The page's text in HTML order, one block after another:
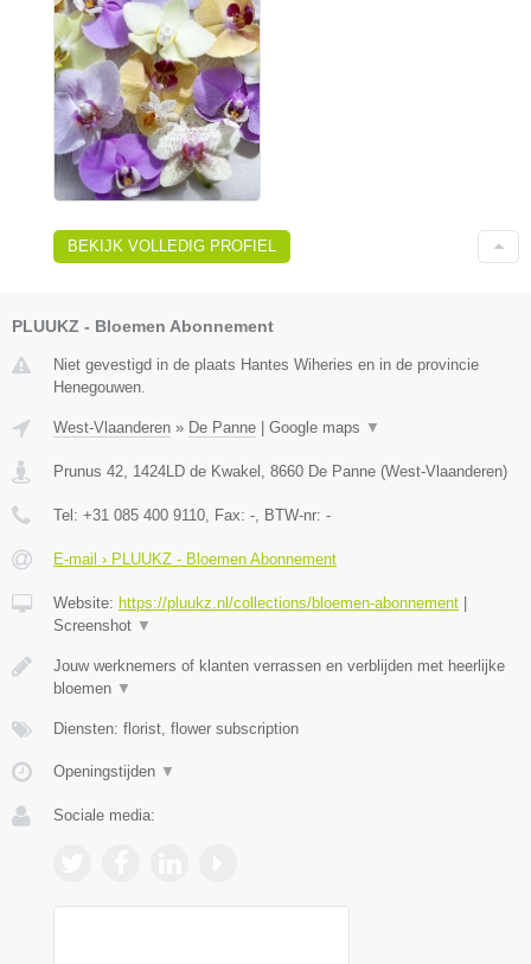
BEKIJK VOLLEDIG PROFIEL
PLUUKZ - Bloemen Abonnement
Niet gevestigd in de plaats Hantes Wiheries en in de provincie
Henegouwen.
West-Vlaanderen » De Panne Google maps ▼
Prunus 42, 1424LD de Kwakel , 8660 De Panne (West-Vlaanderen)
Tel: +31 085 400 9110, Fax: -, BTW-nr: -
E-mail › PLUUKZ - Bloemen Abonnement
Website: https://pluukz.nl/collections/bloemen-abonnement
Screenshot ▼
Jouw werknemers of klanten verrassen en verblijden met heerlijke
bloemen ▼
Diensten: florist, flower subscription
Openingstijden ▼
Sociale media: